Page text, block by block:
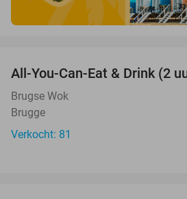
All-You-Can-Eat & Drink (2
Brugse Wok
Brugge
Verkocht: 81